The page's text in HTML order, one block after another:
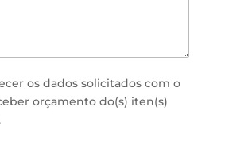
os dados solicitados com o
orçamento do(s) iten(s)